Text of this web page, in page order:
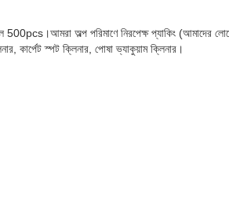
অল্প পরিমাণে নিরপেক্ষ প্যাকিং (আমাদের
কার্পেট স্পট ক্লিনার, পোষা ভ্যাকুয়াম ক্লিনার।